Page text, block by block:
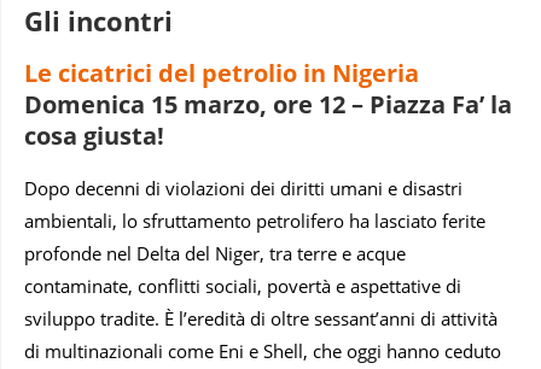
Gli incontri
Le cicatrici del petrolio in Nigeria
Domenica 15 marzo, ore 12 – Piazza Fa’ la
cosa giusta!
Dopo decenni di violazioni dei diritti umani e disastri
ambientali, lo sfruttamento petrolifero ha lasciato ferite
profonde nel Delta del Niger, tra terre e acque
contaminate, conflitti sociali, povertà e aspettative di
sviluppo tradite. È l’eredità di oltre sessant’anni di attività
di multinazionali come Eni e Shell, che oggi hanno ceduto